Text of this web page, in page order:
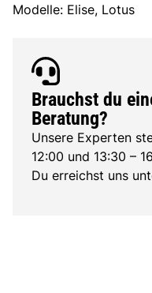
Modelle: Elise, Lotus
Brauchst du
Beratung?
Unsere Experten
12:00 und 13:30 –
Du erreichst uns